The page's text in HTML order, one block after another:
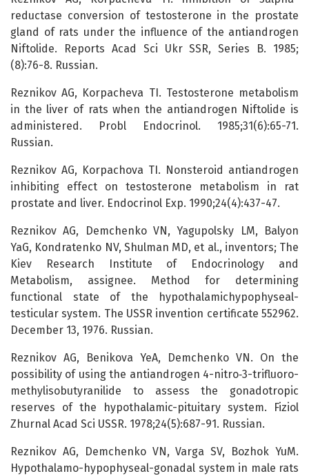
reductase conversion of testosterone in the prostate
gland of rats under the influence of the antiandrogen
Niftolide. Reports Acad Sci Ukr SSR, Series B. 1985;
(8):76-8. Russian.
Reznikov AG, Korpacheva TI. Testosterone metabolism
in the liver of rats when the antiandrogen Niftolide is
administered. Probl Endocrinol. 1985;31(6):65-71.
Russian.
Reznikov AG, Korpachova TI. Nonsteroid antiandrogen
inhibiting effect on testosterone metabolism in rat
prostate and liver. Endocrinol Exp. 1990;24(4):437-47.
Reznikov AG, Demchenko VN, Yagupolsky LM, Balyon
YaG, Kondratenko NV, Shulman MD, et al., inventors; The
Kiev Research Institute of Endocrinology and
Metabolism, assignee. Method for determining
functional state of the hypothalamichypophyseal-
testicular system. The USSR invention certificate 552962.
December 13, 1976. Russian.
Reznikov AG, Benikova YeA, Demchenko VN. On the
possibility of using the antiandrogen 4-nitro‑3-trifluoro-
methylisobutyranilide to assess the gonadotropic
reserves of the hypothalamic-pituitary system. Fiziol
Zhurnal Acad Sci USSR. 1978;24(5):687-91. Russian.
Reznikov AG, Demchenko VN, Varga SV, Bozhok YuM.
Hypothalamo-hypophyseal-gonadal system in male rats